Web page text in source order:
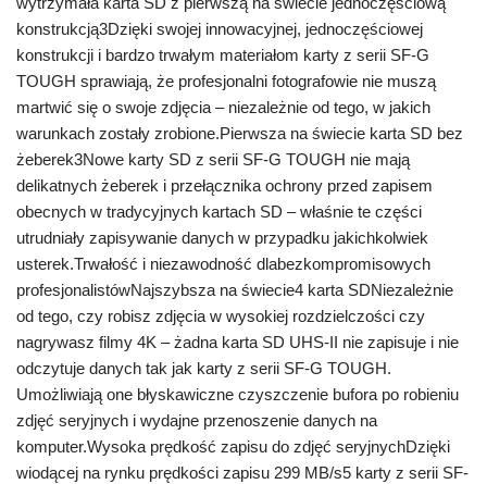
konstrukcją3Dzięki swojej innowacyjnej, jednoczęściowej
konstrukcji i bardzo trwałym materiałom karty z serii SF-G
TOUGH sprawiają, że profesjonalni fotografowie nie muszą
martwić się o swoje zdjęcia – niezależnie od tego, w jakich
warunkach zostały zrobione.Pierwsza na świecie karta SD bez
żeberek3Nowe karty SD z serii SF-G TOUGH nie mają
delikatnych żeberek i przełącznika ochrony przed zapisem
obecnych w tradycyjnych kartach SD – właśnie te części
utrudniały zapisywanie danych w przypadku jakichkolwiek
usterek.Trwałość i niezawodność dlabezkompromisowych
profesjonalistówNajszybsza na świecie4 karta SDNiezależnie
od tego, czy robisz zdjęcia w wysokiej rozdzielczości czy
nagrywasz filmy 4K – żadna karta SD UHS-II nie zapisuje i nie
odczytuje danych tak jak karty z serii SF-G TOUGH.
Umożliwiają one błyskawiczne czyszczenie bufora po robieniu
zdjęć seryjnych i wydajne przenoszenie danych na
komputer.Wysoka prędkość zapisu do zdjęć seryjnychDzięki
wiodącej na rynku prędkości zapisu 299 MB/s5 karty z serii SF-